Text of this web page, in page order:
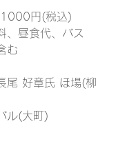
円(税込)
食代、バス
む
好章氏 ほ場(柳
(大町)